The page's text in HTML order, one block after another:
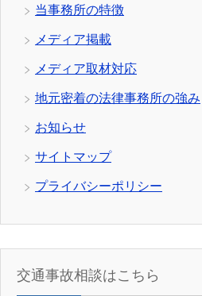
当事務所の特徴
メディア掲載
メディア取材対応
地元密着の法律事務所の強み
お知らせ
サイトマップ
プライバシーポリシー
交通事故相談はこちら